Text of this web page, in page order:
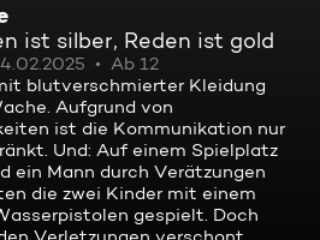
ist silber, Reden ist gold
Ab 12
blutverschmierter Kleidung
Aufgrund von
ist die Kommunikation nur
Und: Auf einem Spielplatz
ein Mann durch Verätzungen
die zwei Kinder mit einem
gespielt. Doch